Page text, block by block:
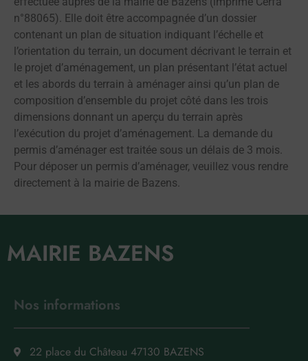
n°88065). Elle doit être accompagnée d’un dossier
contenant un plan de situation indiquant l’échelle et
l’orientation du terrain, un document décrivant le terrain et
le projet d’aménagement, un plan présentant l’état actuel
et les abords du terrain à aménager ainsi qu’un plan de
composition d’ensemble du projet côté dans les trois
dimensions donnant un aperçu du terrain après
l’exécution du projet d’aménagement. La demande du
permis d’aménager est traitée sous un délais de 3 mois.
Pour déposer un permis d’aménager, veuillez vous rendre
directement à la mairie de Bazens.
MAIRIE BAZENS
Nos informations
22 place du Château 47130 BAZENS